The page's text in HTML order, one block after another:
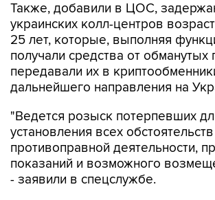
Также, добавили в ЦОС,
украинских колл-центров
25 лет, которые, выполняя
получали средства от обманутых
передавали их в
дальнейшего направления на
"Ведется розыск потерпевших
установления всех обстоятельств
противоправной деятельности,
показаний и возможного
- заявили в спецслужбе.